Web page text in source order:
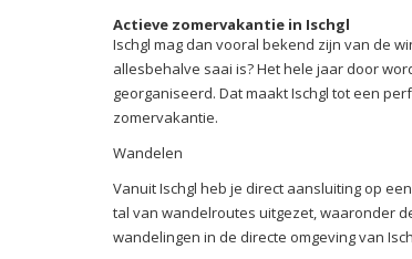
Actieve zomervakantie in Ischgl
Ischgl mag dan vooral bekend zijn van de
allesbehalve saai is? Het hele jaar door
georganiseerd. Dat maakt Ischgl tot een
zomervakantie.
Wandelen
Vanuit Ischgl heb je direct aansluiting op
tal van wandelroutes uitgezet, waaronder
wandelingen in de directe omgeving van